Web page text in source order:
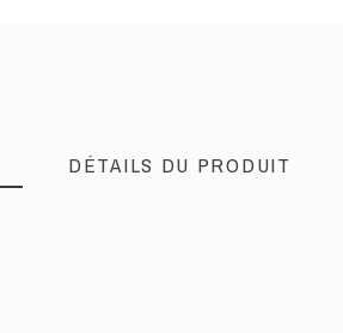
DÉTAILS DU PRODUIT